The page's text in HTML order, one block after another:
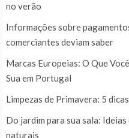
no verão
Informações sobre
comerciantes deviam saber
Marcas Europeias: O Que
Sua em Portugal
Limpezas de Primavera: 5
Do jardim para sua sala:
naturais